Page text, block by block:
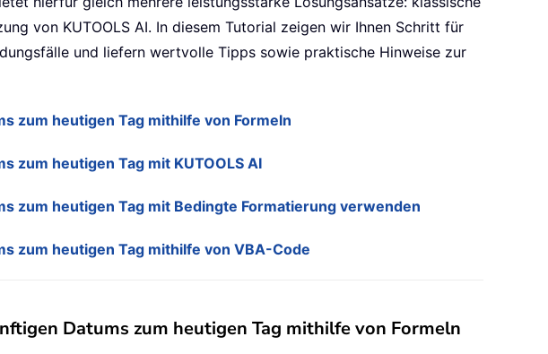
von KUTOOLS AI. In diesem Tutorial zeigen wir Ihnen Schritt für
und liefern wertvolle Tipps sowie praktische Hinweise zur
zum heutigen Tag mithilfe von Formeln
zum heutigen Tag mit KUTOOLS AI
zum heutigen Tag mit Bedingte Formatierung verwenden
zum heutigen Tag mithilfe von VBA-Code
Datums zum heutigen Tag mithilfe von Formeln